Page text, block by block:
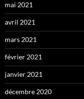
mai 2021
avril 2021
mars 2021
février 2021
janvier 2021
décembre 2020